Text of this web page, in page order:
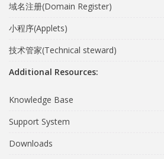
域名注册(Domain Register)
小程序(Applets)
技术管家(Technical steward)
Additional Resources:
Knowledge Base
Support System
Downloads